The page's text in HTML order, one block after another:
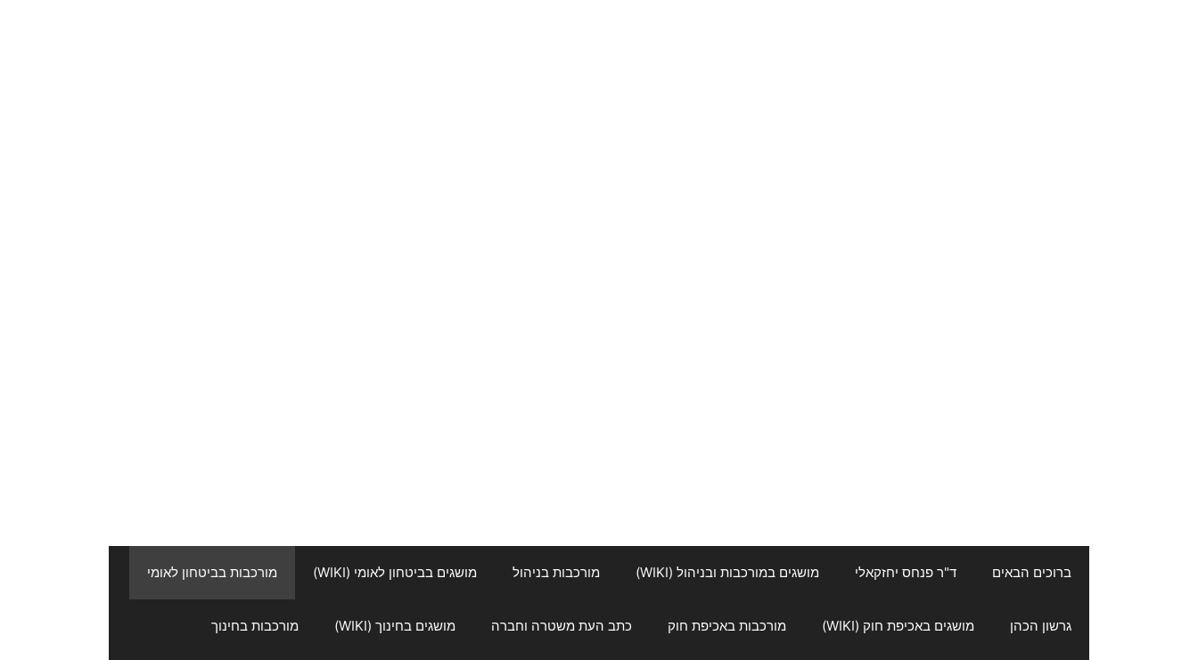
ברוכים הבאים ד"ר פנחס יחזקאלי מושגים במורכבות ובניהול (WIKI) מורכבות בניהול מושגים בביטחון לאומי (WIKI) מורכבות בביטחון לאומי
גרשון הכהן מושגים באכיפת חוק (WIKI) מורכבות באכיפת חוק כתב העת משטרה וחברה מושגים בחינוך (WIKI) מורכבות בחינוך